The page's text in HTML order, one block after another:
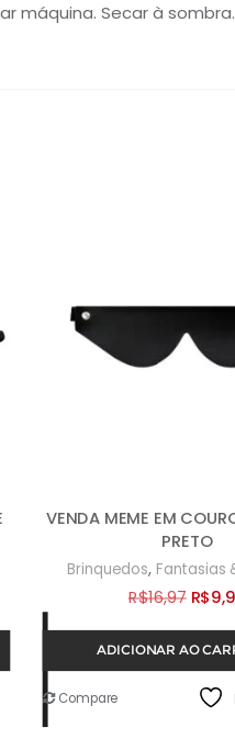
máquina. Secar à sombra.
VENDA MEME EM
PRETO
Brinquedos, Fantasias
R$16,97 O
era:
R$
ADICIONAR AO
Compare